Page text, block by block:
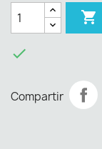


Compartir